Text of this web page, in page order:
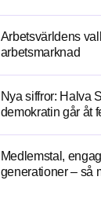
Arbetsvärldens
arbetsmarknad
Nya siffror: Halva
demokratin går åt
Medlemstal,
generationer – så